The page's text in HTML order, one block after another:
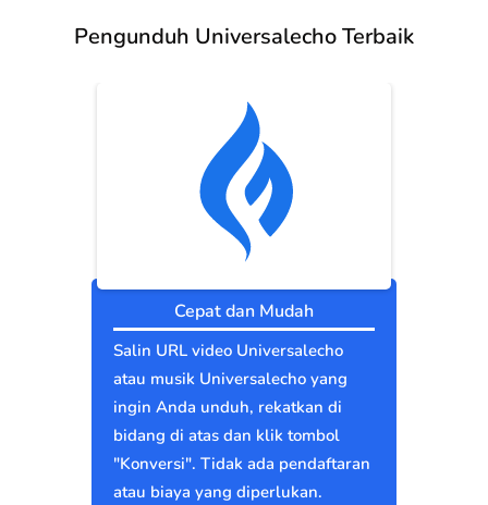
Pengunduh Universalecho Terbaik
Cepat dan Mudah
Salin URL video Universalecho
atau musik Universalecho yang
ingin Anda unduh, rekatkan di
bidang di atas dan klik tombol
"Konversi". Tidak ada pendaftaran
atau biaya yang diperlukan.